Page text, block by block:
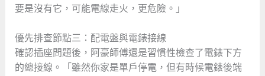
要是沒有它，可能電線走火，更危險。」
優先排查節點三：配電盤與電錶接線
確認插座問題後，阿豪師傅還是習慣性檢查了電錶下方
的總接線。「雖然你家是單戶停電，但有時候電錶後端